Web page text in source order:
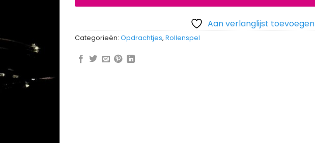
Aan verlanglijst toevoegen
Categorieën: Opdrachtjes, Rollenspel